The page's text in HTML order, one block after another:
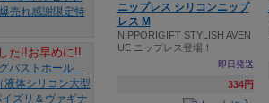
ニップレス シリコンニップ
レス M
NIPPORIGIFT STYLISH AVEN
UE ニップレス登場！
即日発送
334円
た!!お早めに!!